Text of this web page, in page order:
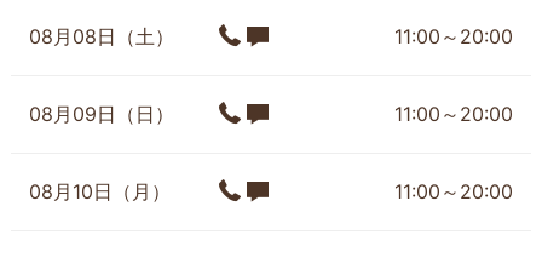
08月08日（土） 11:00～20:00
08月09日（日） 11:00～20:00
08月10日（月） 11:00～20:00